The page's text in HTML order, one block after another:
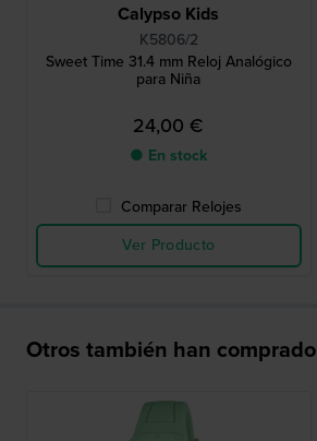
Calypso Kids
K5806/2
Sweet Time 31.4 mm Reloj Analógico
para Niña
24,00 €
● En stock
Comparar Relojes
Ver Producto
Otros también han comprado